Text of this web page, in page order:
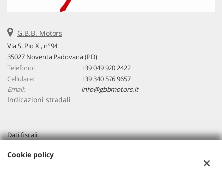
G.B.B. Motors
Via S. Pio X , n°94
35027 Noventa Padovana (PD)
Telefono:
+39 049 920 2422
Cellulare:
+39 340 576 9657
Email:
info@gbbmotors.it
Indicazioni stradali
Dati fiscali:
Via Venezia, 94 - Loc. Capriccio - Vigonza (PD)
Cookie policy